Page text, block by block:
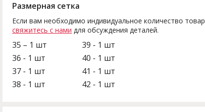
Размерная сетка
Если вам необходимо индивидуальное количество
свяжитесь с нами для обсуждения деталей.
35 – 1 шт
36 - 1 шт
37 - 1 шт
38 - 1 шт
39 - 1 шт
40 - 1 шт
41 - 1 шт
42 - 1 шт